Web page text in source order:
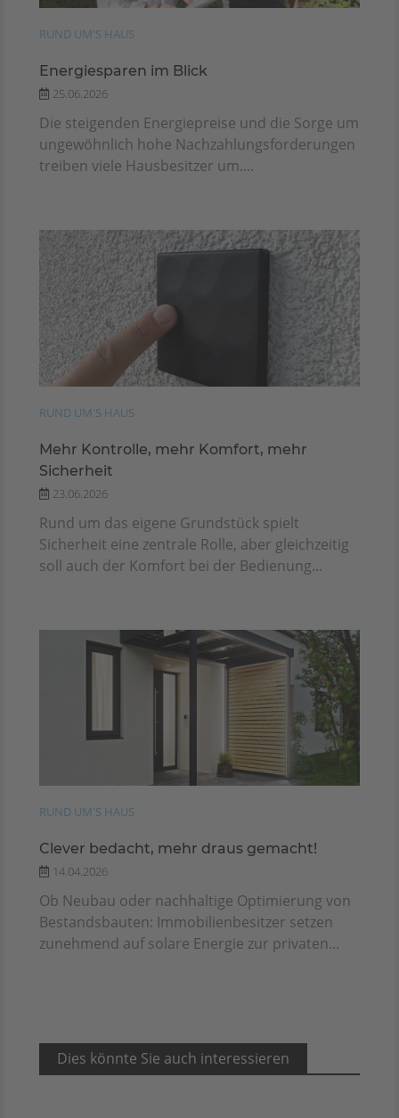
RUND UM'S HAUS
Energiesparen im Blick
25.06.2026
Die steigenden Energiepreise und die Sorge um
ungewöhnlich hohe Nachzahlungsforderungen
treiben viele Hausbesitzer um....
RUND UM'S HAUS
Mehr Kontrolle, mehr Komfort, mehr
Sicherheit
23.06.2026
Rund um das eigene Grundstück spielt
Sicherheit eine zentrale Rolle, aber gleichzeitig
soll auch der Komfort bei der Bedienung...
RUND UM'S HAUS
Clever bedacht, mehr draus gemacht!
14.04.2026
Ob Neubau oder nachhaltige Optimierung von
Bestandsbauten: Immobilienbesitzer setzen
zunehmend auf solare Energie zur privaten...
Dies könnte Sie auch interessieren